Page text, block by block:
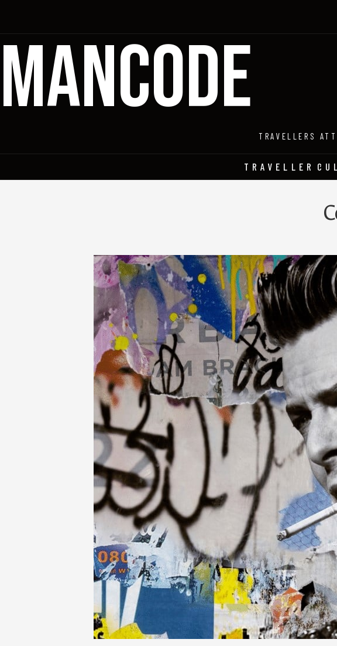
MANCODE
TRAVELLERS
TRAVELLER